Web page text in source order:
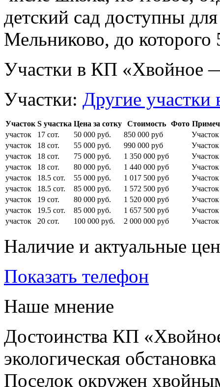
детский сад доступны
Мельниково, до которого
Участки в КП «Хвойное
Участки: Другие участки
Участок S участка Цена за сотку Стоимость Фото
участок
17 сот. 50 000 руб. 850 000 руб
участок
18 сот. 55 000 руб. 990 000 руб
участок
18 сот. 75 000 руб. 1 350 000 руб
участок
18 сот. 80 000 руб. 1 440 000 руб
участок
18.5 сот. 55 000 руб. 1 017 500 руб
участок
18.5 сот. 85 000 руб. 1 572 500 руб
участок
19 сот. 80 000 руб. 1 520 000 руб
участок
19.5 сот. 85 000 руб. 1 657 500 руб
участок
20 сот. 100 000 руб. 2 000 000 руб
Наличие и актуальные
Показать телефон
Наше мнение
Достоинства КП
экологическая
Поселок окружен